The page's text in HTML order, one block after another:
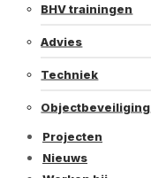
BHV trainingen
Advies
Techniek
Objectbeveiliging
Projecten
Nieuws